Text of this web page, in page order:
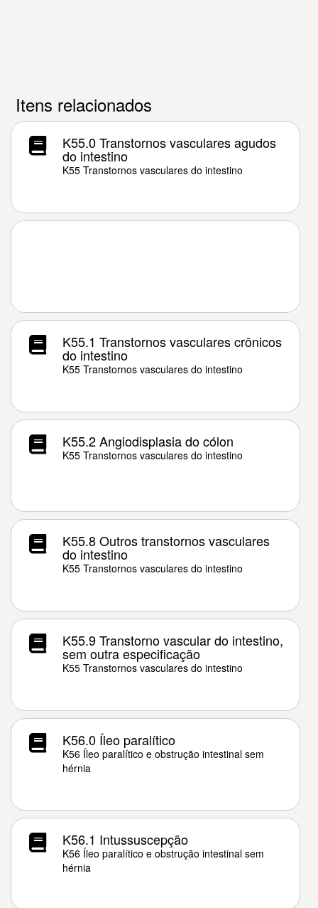
Itens relacionados
K55.0 Transtornos vasculares agudos
do intestino
K55 Transtornos vasculares do intestino
K55.1 Transtornos vasculares crônicos
do intestino
K55 Transtornos vasculares do intestino
K55.2 Angiodisplasia do cólon
K55 Transtornos vasculares do intestino
K55.8 Outros transtornos vasculares
do intestino
K55 Transtornos vasculares do intestino
K55.9 Transtorno vascular do intestino,
sem outra especificação
K55 Transtornos vasculares do intestino
K56.0 Íleo paralítico
K56 Íleo paralítico e obstrução intestinal sem
hérnia
K56.1 Intussuscepção
K56 Íleo paralítico e obstrução intestinal sem
hérnia